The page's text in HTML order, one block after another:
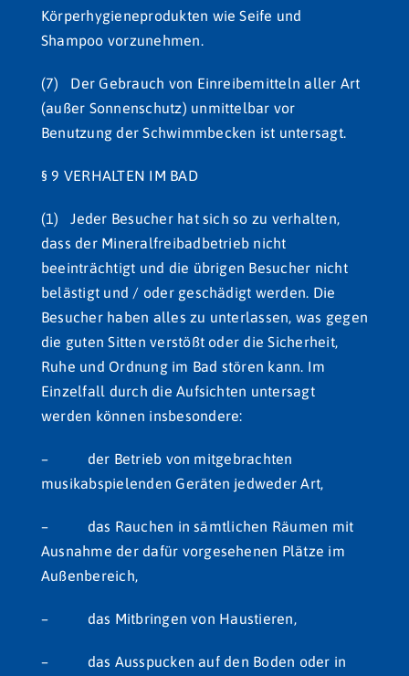
Körperhygieneprodukten wie Seife und
Shampoo vorzunehmen.
(7) Der Gebrauch von Einreibemitteln aller Art
(außer Sonnenschutz) unmittelbar vor
Benutzung der Schwimmbecken ist untersagt.
§ 9 VERHALTEN IM BAD
(1) Jeder Besucher hat sich so zu verhalten,
dass der Mineralfreibadbetrieb nicht
beeinträchtigt und die übrigen Besucher nicht
belästigt und / oder geschädigt werden. Die
Besucher haben alles zu unterlassen, was gegen
die guten Sitten verstößt oder die Sicherheit,
Ruhe und Ordnung im Bad stören kann. Im
Einzelfall durch die Aufsichten untersagt
werden können insbesondere:
– der Betrieb von mitgebrachten
musikabspielenden Geräten jedweder Art,
– das Rauchen in sämtlichen Räumen mit
Ausnahme der dafür vorgesehenen Plätze im
Außenbereich,
– das Mitbringen von Haustieren,
– das Ausspucken auf den Boden oder in